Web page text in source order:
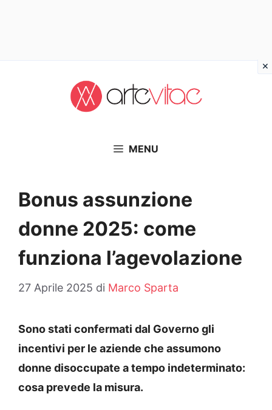
MENU
Bonus assunzione
donne 2025: come
funziona l’agevolazione
27 Aprile 2025 di Marco Sparta
Sono stati confermati dal Governo gli
incentivi per le aziende che assumono
donne disoccupate a tempo indeterminato:
cosa prevede la misura.